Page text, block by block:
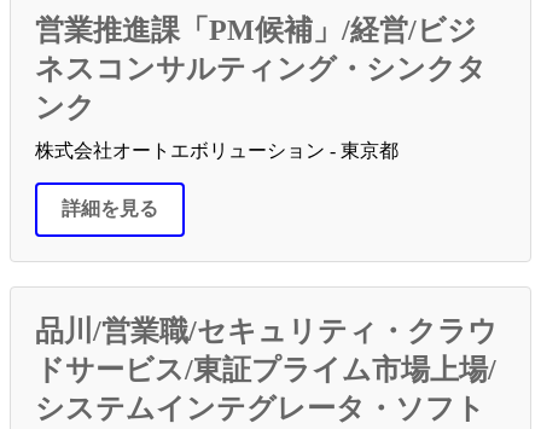
営業推進課「PM候補」/経営/ビジ
ネスコンサルティング・シンクタ
ンク
株式会社オートエボリューション - 東京都
詳細を見る
品川/営業職/セキュリティ・クラウ
ドサービス/東証プライム市場上場/
システムインテグレータ・ソフト